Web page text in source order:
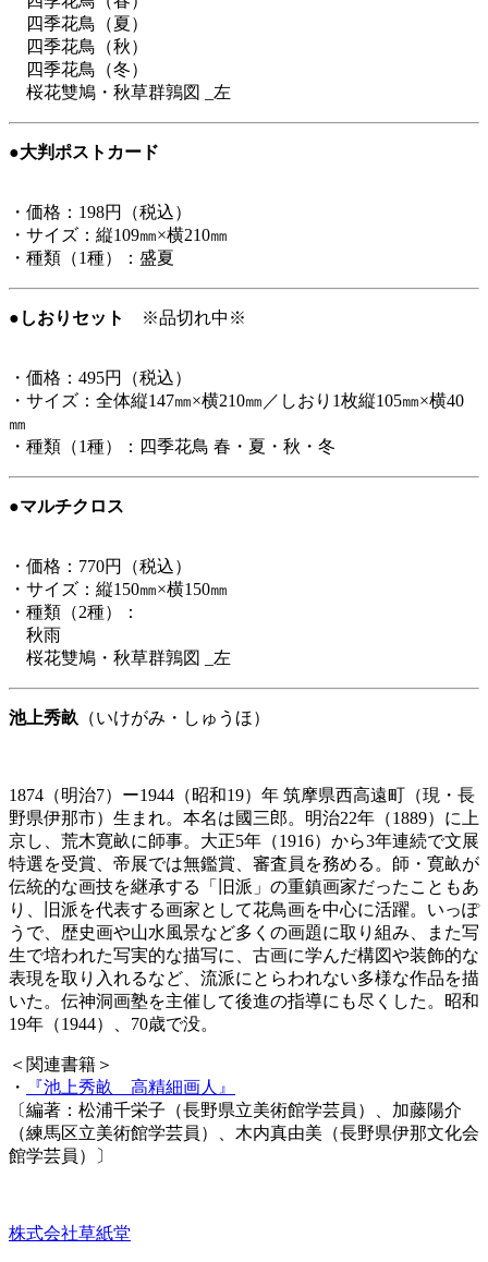
四季花鳥（夏）
四季花鳥（秋）
四季花鳥（冬）
桜花雙鳩・秋草群鶉図 _左
●大判ポストカード
・価格：198円（税込）
・サイズ：縦109㎜×横210㎜
・種類（1種）：盛夏
●しおりセット ※品切れ中※
・価格：495円（税込）
・サイズ：全体縦147㎜×横210㎜／しおり1枚縦105㎜×横40
㎜
・種類（1種）：四季花鳥 春・夏・秋・冬
●マルチクロス
・価格：770円（税込）
・サイズ：縦150㎜×横150㎜
・種類（2種）：
秋雨
桜花雙鳩・秋草群鶉図 _左
池上秀畝 （いけがみ・しゅうほ）
1874（明治7）ー1944（昭和19）年 筑摩県西高遠町（現・長
野県伊那市）生まれ。本名は國三郎。明治22年（1889）に上
京し、荒木寛畝に師事。大正5年（1916）から3年連続で文展
特選を受賞、帝展では無鑑賞、審査員を務める。師・寛畝が
伝統的な画技を継承する「旧派」の重鎮画家だったこともあ
り、旧派を代表する画家として花鳥画を中心に活躍。いっぽ
うで、歴史画や山水風景など多くの画題に取り組み、また写
生で培われた写実的な描写に、古画に学んだ構図や装飾的な
表現を取り入れるなど、流派にとらわれない多様な作品を描
いた。伝神洞画塾を主催して後進の指導にも尽くした。昭和
19年（1944）、70歳で没。
＜関連書籍＞
・
『池上秀畝 高精細画人』
〔編著：松浦千栄子（長野県立美術館学芸員）、加藤陽介
（練馬区立美術館学芸員）、木内真由美（長野県伊那文化会
館学芸員）〕
株式会社草紙堂